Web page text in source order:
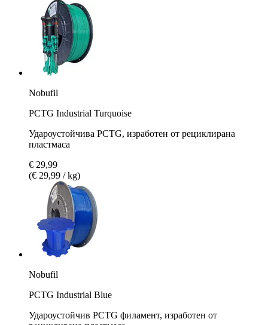
Nobufil
PCTG Industrial Turquoise
Удароустойчива PCTG, изработен от рециклирана
пластмаса
€ 29,99
(€ 29,99 / kg)
Nobufil
PCTG Industrial Blue
Удароустойчив PCTG филамент, изработен от